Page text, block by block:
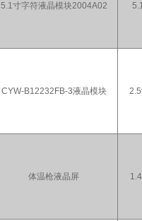
5.1寸字符液晶模块2004A02
CYW-B12232FB-3液晶模块
体温枪液晶屏